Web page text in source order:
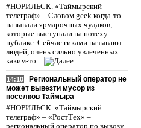
#НОРИЛЬСК. «Таймырский
телеграф» – Словом geek когда-то
называли ярмарочных чудаков,
которые выступали на потеху
публике. Сейчас гиками называют
людей, очень сильно увлеченных
каким-то…
14:10
Региональный оператор не
может вывезти мусор из
поселков Таймыра
#НОРИЛЬСК. «Таймырский
телеграф» – «РостТех» –
региональный оператор по вывозу